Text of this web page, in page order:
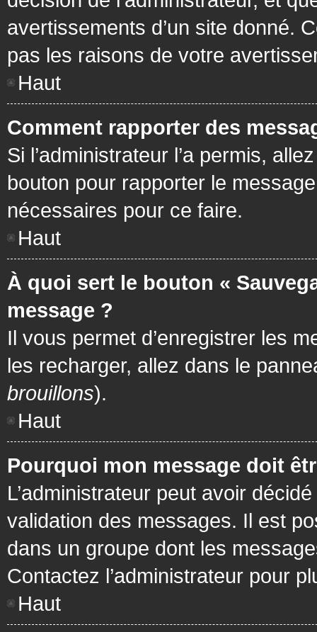
avertissements d’un site donné.
pas les raisons de votre
Haut
Comment rapporter des
Si l’administrateur l’a permis,
bouton pour rapporter le
nécessaires pour ce faire.
Haut
À quoi sert le bouton «
message ?
Il vous permet d’enregistrer les
les recharger, allez dans le
brouillons).
Haut
Pourquoi mon message doit
L’administrateur peut avoir
validation des messages. Il est
dans un groupe dont les
Contactez l’administrateur pour
Haut